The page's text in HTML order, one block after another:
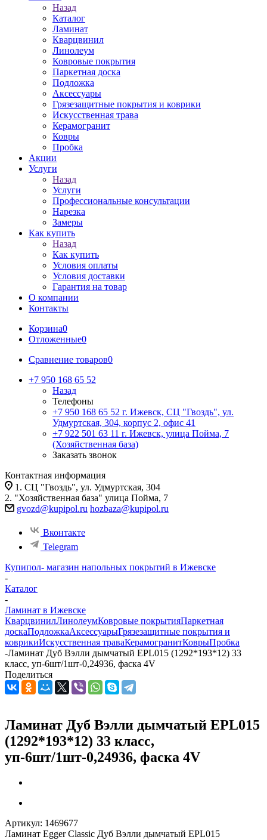
Назад
Каталог
Ламинат
Кварцвинил
Линолеум
Ковровые покрытия
Паркетная доска
Подложка
Аксессуары
Грязезащитные покрытия и коврики
Искусственная трава
Керамогранит
Ковры
Пробка
Акции
Услуги
Назад
Услуги
Профессиональные консультации
Нарезка
Замеры
Как купить
Назад
Как купить
Условия оплаты
Условия доставки
Гарантия на товар
О компании
Контакты
Корзина0
Отложенные0
Сравнение товаров0
+7 950 168 65 52
Назад
Телефоны
+7 950 168 65 52 г. Ижевск, СЦ "Гвоздь", ул.
Удмуртская, 304, корпус 2, офис 41
+7 922 501 63 11 г. Ижевск, улица Пойма, 7
(Хозяйственная база)
Заказать звонок
Контактная информация
1. СЦ "Гвоздь", ул. Удмуртская, 304
2. "Хозяйственная база" улица Пойма, 7
gvozd@kupipol.ru hozbaza@kupipol.ru
Вконтакте
Telegram
Купипол- магазин напольных покрытий в Ижевске
-
Каталог
-
Ламинат в Ижевске
КварцвинилЛинолеумКовровые покрытияПаркетная
доскаПодложкаАксессуарыГрязезащитные покрытия и
коврикиИскусственная траваКерамогранитКоврыПробка
-Ламинат Дуб Вэлли дымчатый EPL015 (1292*193*12) 33
класс, уп-6шт/1шт-0,24936, фаска 4V
Поделиться
Ламинат Дуб Вэлли дымчатый EPL015
(1292*193*12) 33 класс,
уп-6шт/1шт-0,24936, фаска 4V
Артикул: 1469677
Ламинат Egger Classic Дуб Вэлли дымчатый EPL015